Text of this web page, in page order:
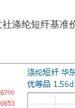
涤纶短纤基准